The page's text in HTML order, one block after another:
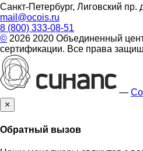
Санкт-Петербург, Лиговский пр.
mail@ocois.ru
8 (800) 333-08-51
© 2026 2020 Объединенный
сертификации. Все права
—
×
Обратный вызов